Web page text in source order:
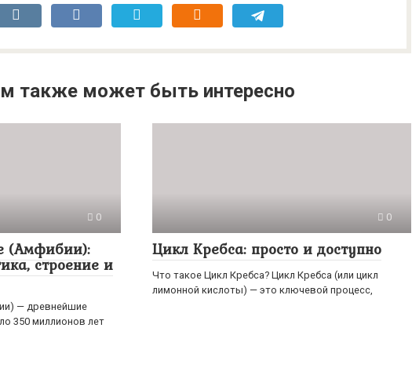
также может быть интересно
0
(Амфибии):
строение и
— древнейшие
350 миллионов лет
0
Цикл Кребса: просто и доступно
Что такое Цикл Кребса? Цикл Кребса (или цикл
лимонной кислоты) — это ключевой процесс,